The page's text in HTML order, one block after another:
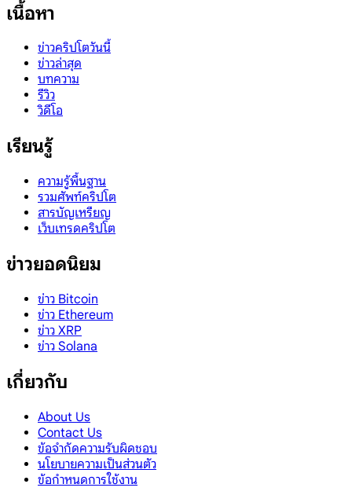
เนื้อหา
ข่าวคริปโตวันนี้
ข่าวล่าสุด
บทความ
รีวิว
วิดีโอ
เรียนรู้
ความรู้พื้นฐาน
รวมศัพท์คริปโต
สารบัญเหรียญ
เว็บเทรดคริปโต
ข่าวยอดนิยม
ข่าว Bitcoin
ข่าว Ethereum
ข่าว XRP
ข่าว Solana
เกี่ยวกับ
About Us
Contact Us
ข้อจำกัดความรับผิดชอบ
นโยบายความเป็นส่วนตัว
ข้อกำหนดการใช้งาน